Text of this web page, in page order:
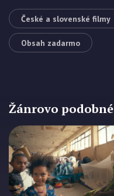
České a slovenské filmy
Obsah zadarmo
Žánrovo podobné